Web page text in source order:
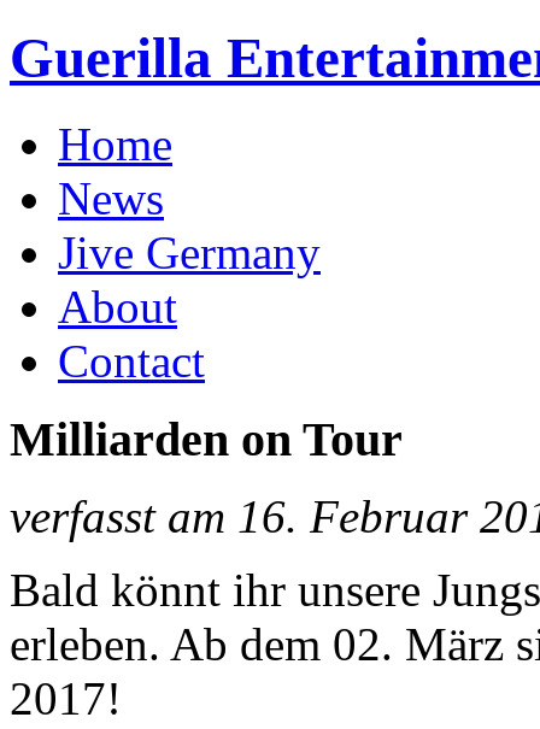
Guerilla
Home
News
Jive Germany
About
Contact
Milliarden on Tour
verfasst am 16. Februar
Bald könnt ihr unsere
erleben. Ab dem 02. März
2017!